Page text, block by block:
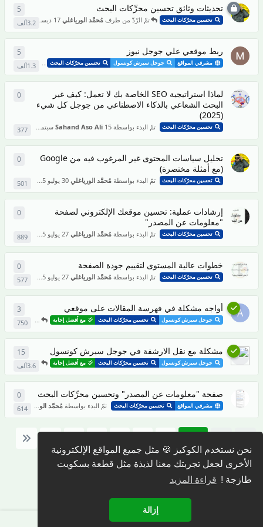
نحن نستخدم الكوكيز 🍪 مثل جميع المواقع الإلكترونية
الأخرى لجعل تجربتك معنا لذيذة مثل قطعة بسكويت
طازجة ! قراءة المزيد
إزالة
تحديثات وثائق تحسين محرِّكات البحث
تحسين محرّكات البحث تمّ الرّدّ من طرفمُحمَّد الورياغلي 17 ديسمبر 2025 3.2ألف
5
ربط موقعي علي جوجل نيوز
مشرفي المواقع جوجل سيرش كونسول تحسين محرّكات البحث تمّ الرّدّ من
1.3ألف
5
لماذا استراتيجية SEO الخاصة بك لا تعمل: كيف غير
البحث الشعاعي بالذكاء الاصطناعي من جوجل كل شيء
(2025)
تحسين محرّكات البحث تمّ البدء بواسطة Sahand Aso Ali 15 سبتمبر 2025 377
0
تحليل سياسات المحتوى غير المرغوب فيه من Google
(مع أمثلة مختصرة)
تحسين محرّكات البحث تمّ البدء بواسطةمُحمَّد الورياغلي 30 يوليو 2025 501
0
إرشادات عملية: تحسين موقعك الإلكتروني لصفحة
"معلومات عن المصدر"
تحسين محرّكات البحث تمّ البدء بواسطةمُحمَّد الورياغلي 27 يوليو 2025 889
0
خطوات عالية المستوى لتقييم جودة الصفحة
تحسين محرّكات البحث تمّ البدء بواسطةمُحمَّد الورياغلي 27 يوليو 2025 577
0
A أواجه مشكلة في فهرسة المقالات على موقعي
جوجل سيرش كونسول تحسين محرّكات البحث مع أفضل إجابة تمّ الرّدّ من
750
3
مشكلة مع نقل الارشفة في جوجل سيرش كونسول
جوجل سيرش كونسول تحسين محرّكات البحث مع أفضل إجابة تمّ الرّدّ من
3.6ألف
15
صفحة "معلومات عن المصدر" وتحسين محرِّكات البحث
مشرفي المواقع تحسين محرّكات البحث تمّ البدء بواسطة مُحمَّد الورياغلي 15 يوليو 2025
614
0